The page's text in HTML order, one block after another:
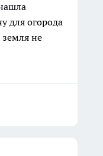
для огорода
земля не